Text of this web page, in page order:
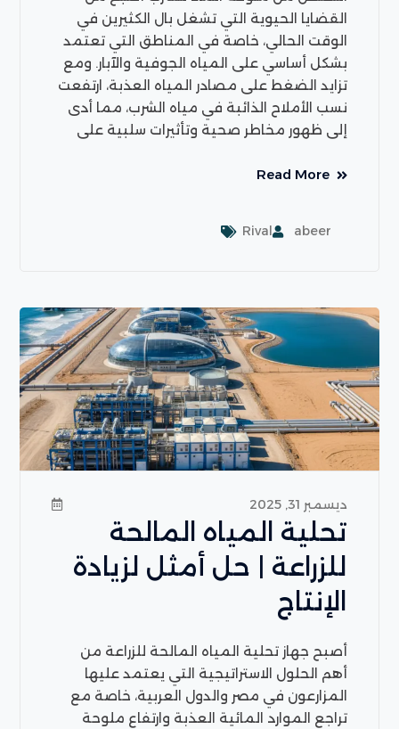
القضايا الحيوية التي تشغل بال الكثيرين في
الوقت الحالي، خاصة في المناطق التي تعتمد
بشكل أساسي على المياه الجوفية والآبار. ومع
تزايد الضغط على مصادر المياه العذبة، ارتفعت
نسب الأملاح الذائبة في مياه الشرب، مما أدى
إلى ظهور مخاطر صحية وتأثيرات سلبية على
Read More
abeer
Rival
ديسمبر 31, 2025
تحلية المياه المالحة
للزراعة | حل أمثل لزيادة
الإنتاج
أصبح جهاز تحلية المياه المالحة للزراعة من
أهم الحلول الاستراتيجية التي يعتمد عليها
المزارعون في مصر والدول العربية، خاصة مع
تراجع الموارد المائية العذبة وارتفاع ملوحة